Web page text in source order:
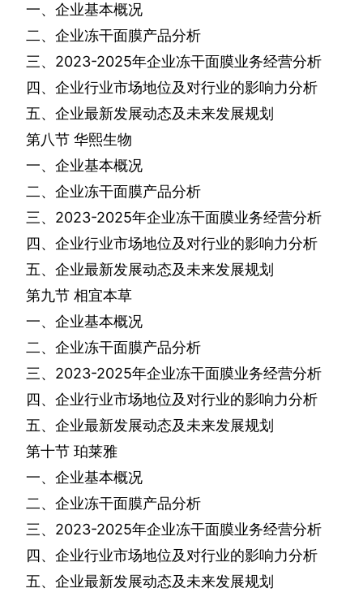
一、企业基本概况
二、企业冻干面膜产品分析
三、 2023-2025年企业冻干面膜业务经营分析
四、企业行业市场地位及对行业的影响力分析
五、企业最新发展动态及未来发展规划
第八节 华熙生物
一、企业基本概况
二、企业冻干面膜产品分析
三、 2023-2025年企业冻干面膜业务经营分析
四、企业行业市场地位及对行业的影响力分析
五、企业最新发展动态及未来发展规划
第九节 相宜本草
一、企业基本概况
二、企业冻干面膜产品分析
三、 2023-2025年企业冻干面膜业务经营分析
四、企业行业市场地位及对行业的影响力分析
五、企业最新发展动态及未来发展规划
第十节 珀莱雅
一、企业基本概况
二、企业冻干面膜产品分析
三、 2023-2025年企业冻干面膜业务经营分析
四、企业行业市场地位及对行业的影响力分析
五、企业最新发展动态及未来发展规划